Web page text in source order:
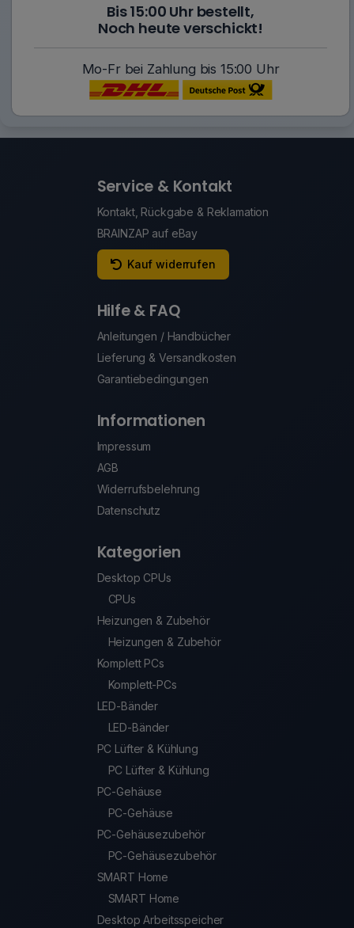
Bis 15:00 Uhr bestellt,
Noch heute verschickt!
Mo-Fr bei Zahlung bis 15:00 Uhr
Service & Kontakt
Kontakt, Rückgabe & Reklamation
BRAINZAP auf eBay
Kauf widerrufen
Hilfe & FAQ
Anleitungen / Handbücher
Lieferung & Versandkosten
Garantiebedingungen
Informationen
Impressum
AGB
Widerrufsbelehrung
Datenschutz
Kategorien
Desktop CPUs
CPUs
Heizungen & Zubehör
Heizungen & Zubehör
Komplett PCs
Komplett-PCs
LED-Bänder
LED-Bänder
PC Lüfter & Kühlung
PC Lüfter & Kühlung
PC-Gehäuse
PC-Gehäuse
PC-Gehäusezubehör
PC-Gehäusezubehör
SMART Home
SMART Home
Desktop Arbeitsspeicher